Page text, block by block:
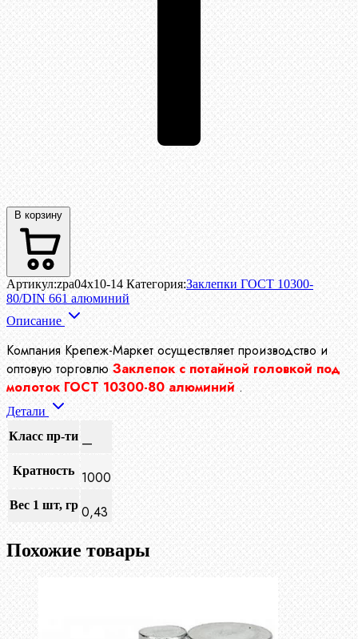
В корзину
Артикул:zpa04x10-14 Категория:Заклепки ГОСТ 10300-
80/DIN 661 алюминий
Описание
Компания Крепеж-Маркет осуществляет производство и
оптовую торговлю Заклепок с потайной головкой под
молоток ГОСТ 10300-80 алюминий .
Детали
Класс пр-ти —
Кратность 1000
Вес 1 шт, гр 0,43
Похожие товары